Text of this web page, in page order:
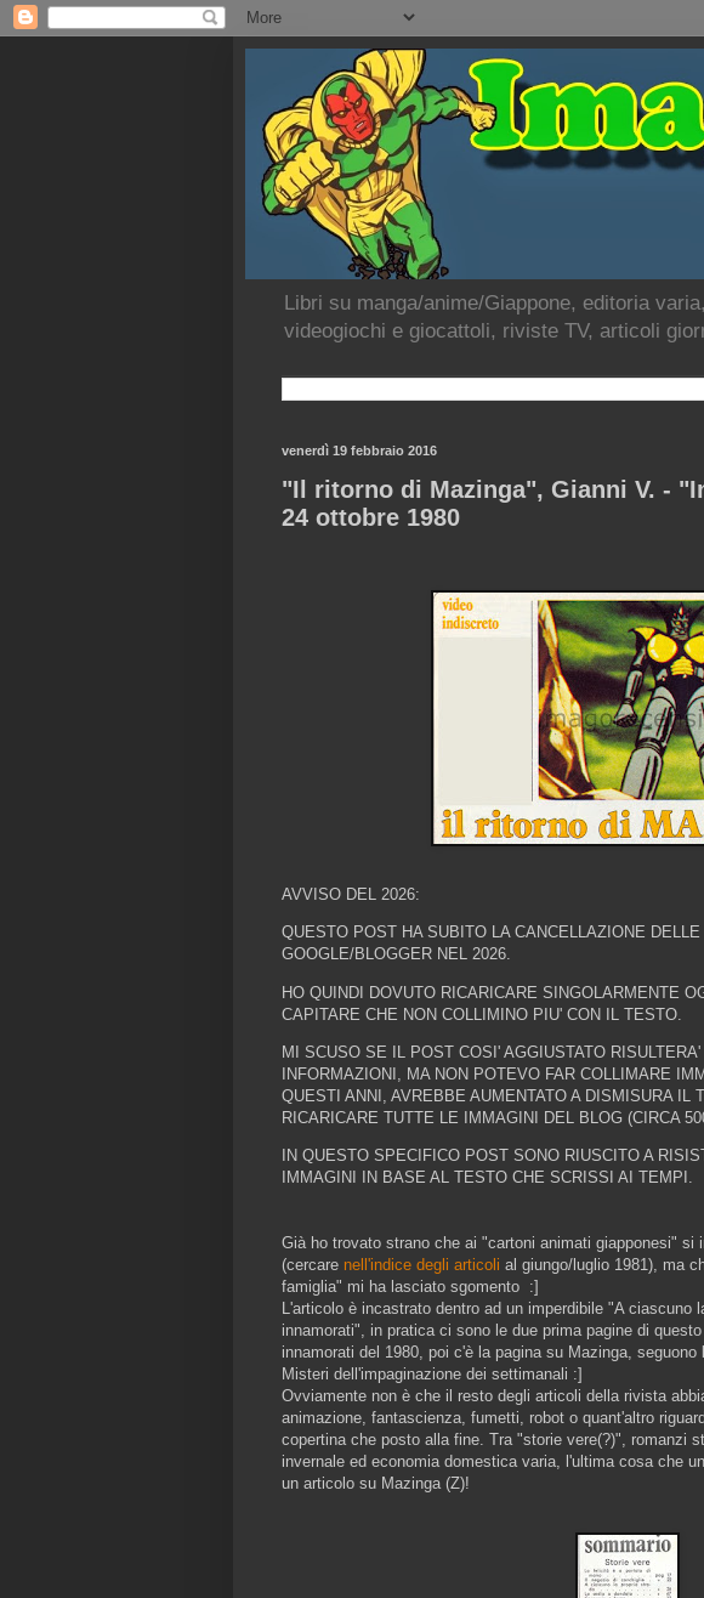
Libri su manga/anime/Giappone, editoria
videogiochi e giocattoli, riviste TV, articoli
venerdì 19 febbraio 2016
"Il ritorno di Mazinga", Gianni V. -
24 ottobre 1980
AVVISO DEL 2026:
QUESTO POST HA SUBITO LA CANCELLAZIONE
GOOGLE/BLOGGER NEL 2026.
HO QUINDI DOVUTO RICARICARE SINGOLARMENTE
CAPITARE CHE NON COLLIMINO PIU' CON IL TESTO.
MI SCUSO SE IL POST COSI' AGGIUSTATO
INFORMAZIONI, MA NON POTEVO FAR COLLIMARE
QUESTI ANNI, AVREBBE AUMENTATO A DISMISURA IL
RICARICARE TUTTE LE IMMAGINI DEL BLOG (CIRCA
IN QUESTO SPECIFICO POST SONO RIUSCITO A
IMMAGINI IN BASE AL TESTO CHE SCRISSI AI TEMPI.
Già ho trovato strano che ai "cartoni animati giapponesi" si
(cercare nell'indice degli articoli al giungo/luglio 1981), ma
famiglia" mi ha lasciato sgomento :]
L'articolo è incastrato dentro ad un imperdibile "A
innamorati", in pratica ci sono le due prima pagine di
innamorati del 1980, poi c'è la pagina su Mazinga,
Misteri dell'impaginazione dei settimanali :]
Ovviamente non è che il resto degli articoli della rivista
animazione, fantascienza, fumetti, robot o quant'altro
copertina che posto alla fine. Tra "storie vere(?)", romanzi
invernale ed economia domestica varia, l'ultima cosa che
un articolo su Mazinga (Z)!